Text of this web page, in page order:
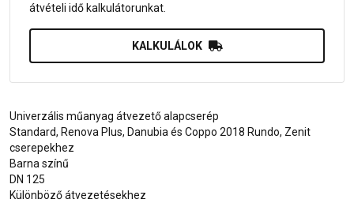
átvételi idő kalkulátorunkat.
KALKULÁLOK
Univerzális műanyag átvezető alapcserép
Standard, Renova Plus, Danubia és Coppo 2018 Rundo, Zenit
cserepekhez
Barna színű
DN 125
Különböző átvezetésekhez